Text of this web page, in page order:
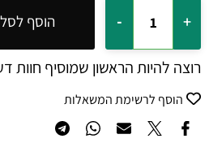
הוסף לסל
רוצה להיות הראשון שמוסיף חוות
הוסף לרשימת המשאלות